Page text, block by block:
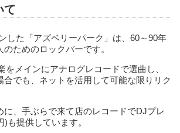
て
した「アズベリーパーク」は、60～90年
ためのロックバーです。
メインにアナログレコードで選曲し、
でも、ネットを活用して可能な限りリク
、手ぶらで来て店のレコードでDJプレ
も提供しています。